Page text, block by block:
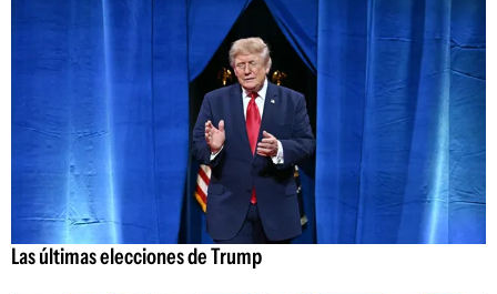
Las últimas elecciones de Trump